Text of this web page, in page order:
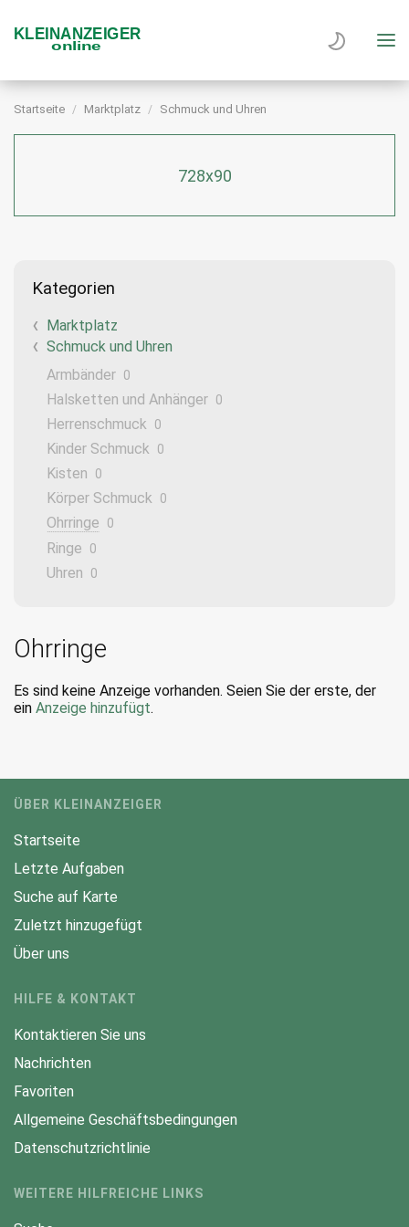
Startseite Marktplatz Schmuck und Uhren
728x90
Kategorien
Marktplatz
Schmuck und Uhren
Armbänder 0
Halsketten und Anhänger 0
Herrenschmuck 0
Kinder Schmuck 0
Kisten 0
Körper Schmuck 0
Ohrringe 0
Ringe 0
Uhren 0
Ohrringe
Es sind keine Anzeige vorhanden. Seien Sie der erste, der
ein Anzeige hinzufügt.
ÜBER KLEINANZEIGER
Startseite
Letzte Aufgaben
Suche auf Karte
Zuletzt hinzugefügt
Über uns
HILFE & KONTAKT
Kontaktieren Sie uns
Nachrichten
Favoriten
Allgemeine Geschäftsbedingungen
Datenschutzrichtlinie
WEITERE HILFREICHE LINKS